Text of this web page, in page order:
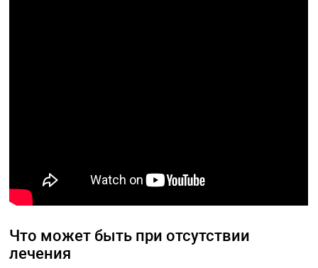
Что может быть при отсутствии
лечения